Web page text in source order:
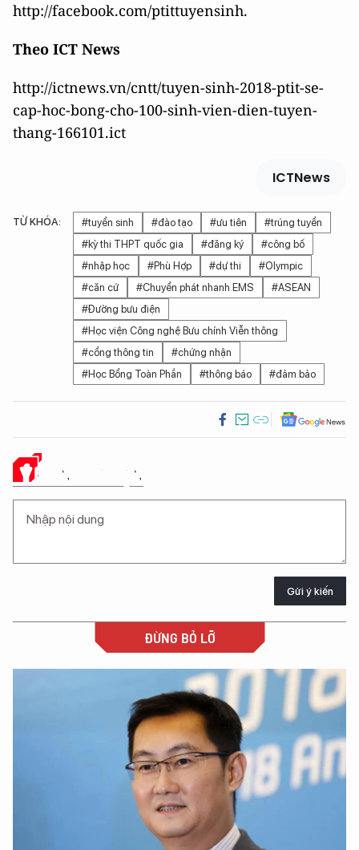
http://facebook.com/ptittuyensinh.
Theo ICT News
http://ictnews.vn/cntt/tuyen-sinh-2018-ptit-se-
cap-hoc-bong-cho-100-sinh-vien-dien-tuyen-
thang-166101.ict
ICTNews
TỪ KHÓA: #tuyển sinh #đào tạo #ưu tiên
#trúng tuyển
#kỳ thi THPT quốc gia
#đăng ký
#công bố
#nhập học
#Phù Hợp #dự thi
#Olympic
#căn cứ
#Chuyển phát nhanh EMS
#ASEAN
#Đường bưu điện
#Học viện Công nghệ Bưu chính Viễn thông
#cổng thông tin
#chứng nhận
#Học Bổng Toàn Phần
#thông báo #đảm bảo
Ý KIẾN CỦA BẠN
Gửi ý kiến
ĐỪNG BỎ LỠ